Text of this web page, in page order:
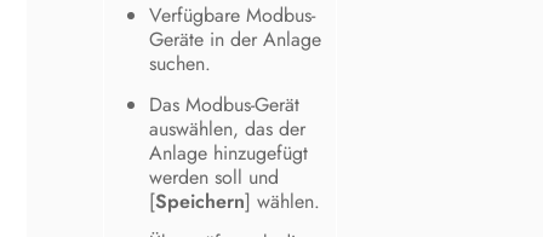
Verfügbare Modbus-
Geräte in der Anlage
suchen.
Das Modbus-Gerät
auswählen, das der
Anlage hinzugefügt
werden soll und
[Speichern] wählen.